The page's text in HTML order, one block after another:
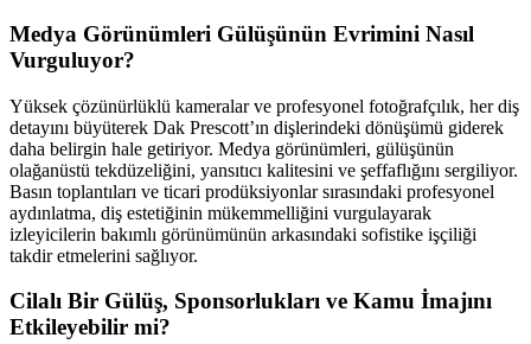
Medya Görünümleri Gülüşünün Evrimini Nasıl
Vurguluyor?
Yüksek çözünürlüklü kameralar ve profesyonel fotoğrafçılık, her diş
detayını büyüterek Dak Prescott’ın dişlerindeki dönüşümü giderek
daha belirgin hale getiriyor. Medya görünümleri, gülüşünün
olağanüstü tekdüzeliğini, yansıtıcı kalitesini ve şeffaflığını sergiliyor.
Basın toplantıları ve ticari prodüksiyonlar sırasındaki profesyonel
aydınlatma, diş estetiğinin mükemmelliğini vurgulayarak
izleyicilerin bakımlı görünümünün arkasındaki sofistike işçiliği
takdir etmelerini sağlıyor.
Cilalı Bir Gülüş, Sponsorlukları ve Kamu İmajını
Etkileyebilir mi?